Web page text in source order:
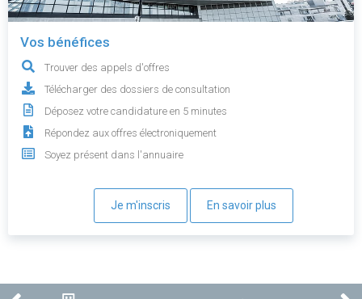
Vos bénéfices
Trouver des appels d'offres
Télécharger des dossiers de consultation
Déposez votre candidature en 5 minutes
Répondez aux offres électroniquement
Soyez présent dans l'annuaire
Je m'inscris En savoir plus